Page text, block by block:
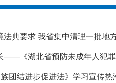
法典要求 我省集中清理一批地
——《湖北省预防未成年人犯
团结进步促进法》学习宣传热